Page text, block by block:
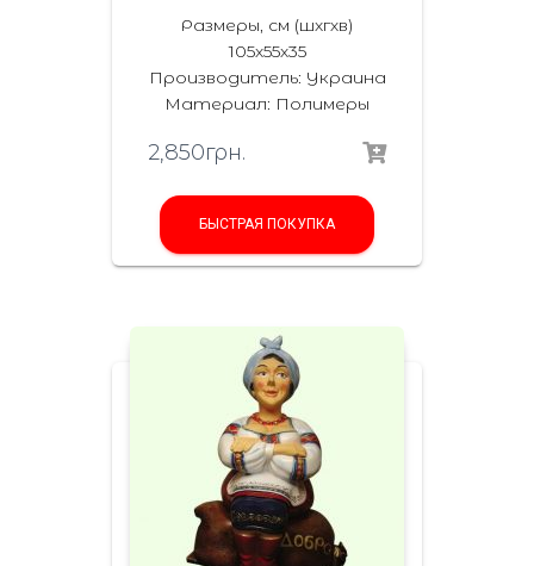
Размеры, см (шхгхв)
105х55х35
Производитель: Украина
Материал: Полимеры
2,850грн.
БЫСТРАЯ ПОКУПКА